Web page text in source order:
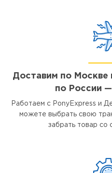
Доставим по Москве
по России
Работаем с PonyExpress и
можете выбрать свою
забрать товар со